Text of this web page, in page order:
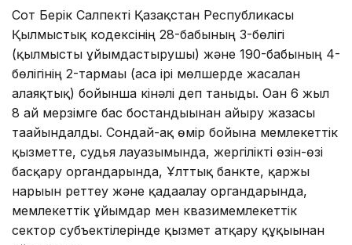
Сот Берік Салпекті Қазақстан Республикасы
Қылмыстық кодексінің 28-бабының 3-бөлігі
(қылмысты ұйымдастырушы) және 190-бабының 4-
бөлігінің 2-тармағы (аса ірі мөлшерде жасалған
алаяқтық) бойынша кінәлі деп таныды. Оған 6 жыл
8 ай мерзімге бас бостандығынан айыру жазасы
тағайындалды. Сондай-ақ өмір бойына мемлекеттік
қызметте, судья лауазымында, жергілікті өзін-өзі
басқару органдарында, Ұлттық банкте, қаржы
нарығын реттеу және қадағалау органдарында,
мемлекеттік ұйымдар мен квазимемлекеттік
сектор субъектілерінде қызмет атқару құқығынан